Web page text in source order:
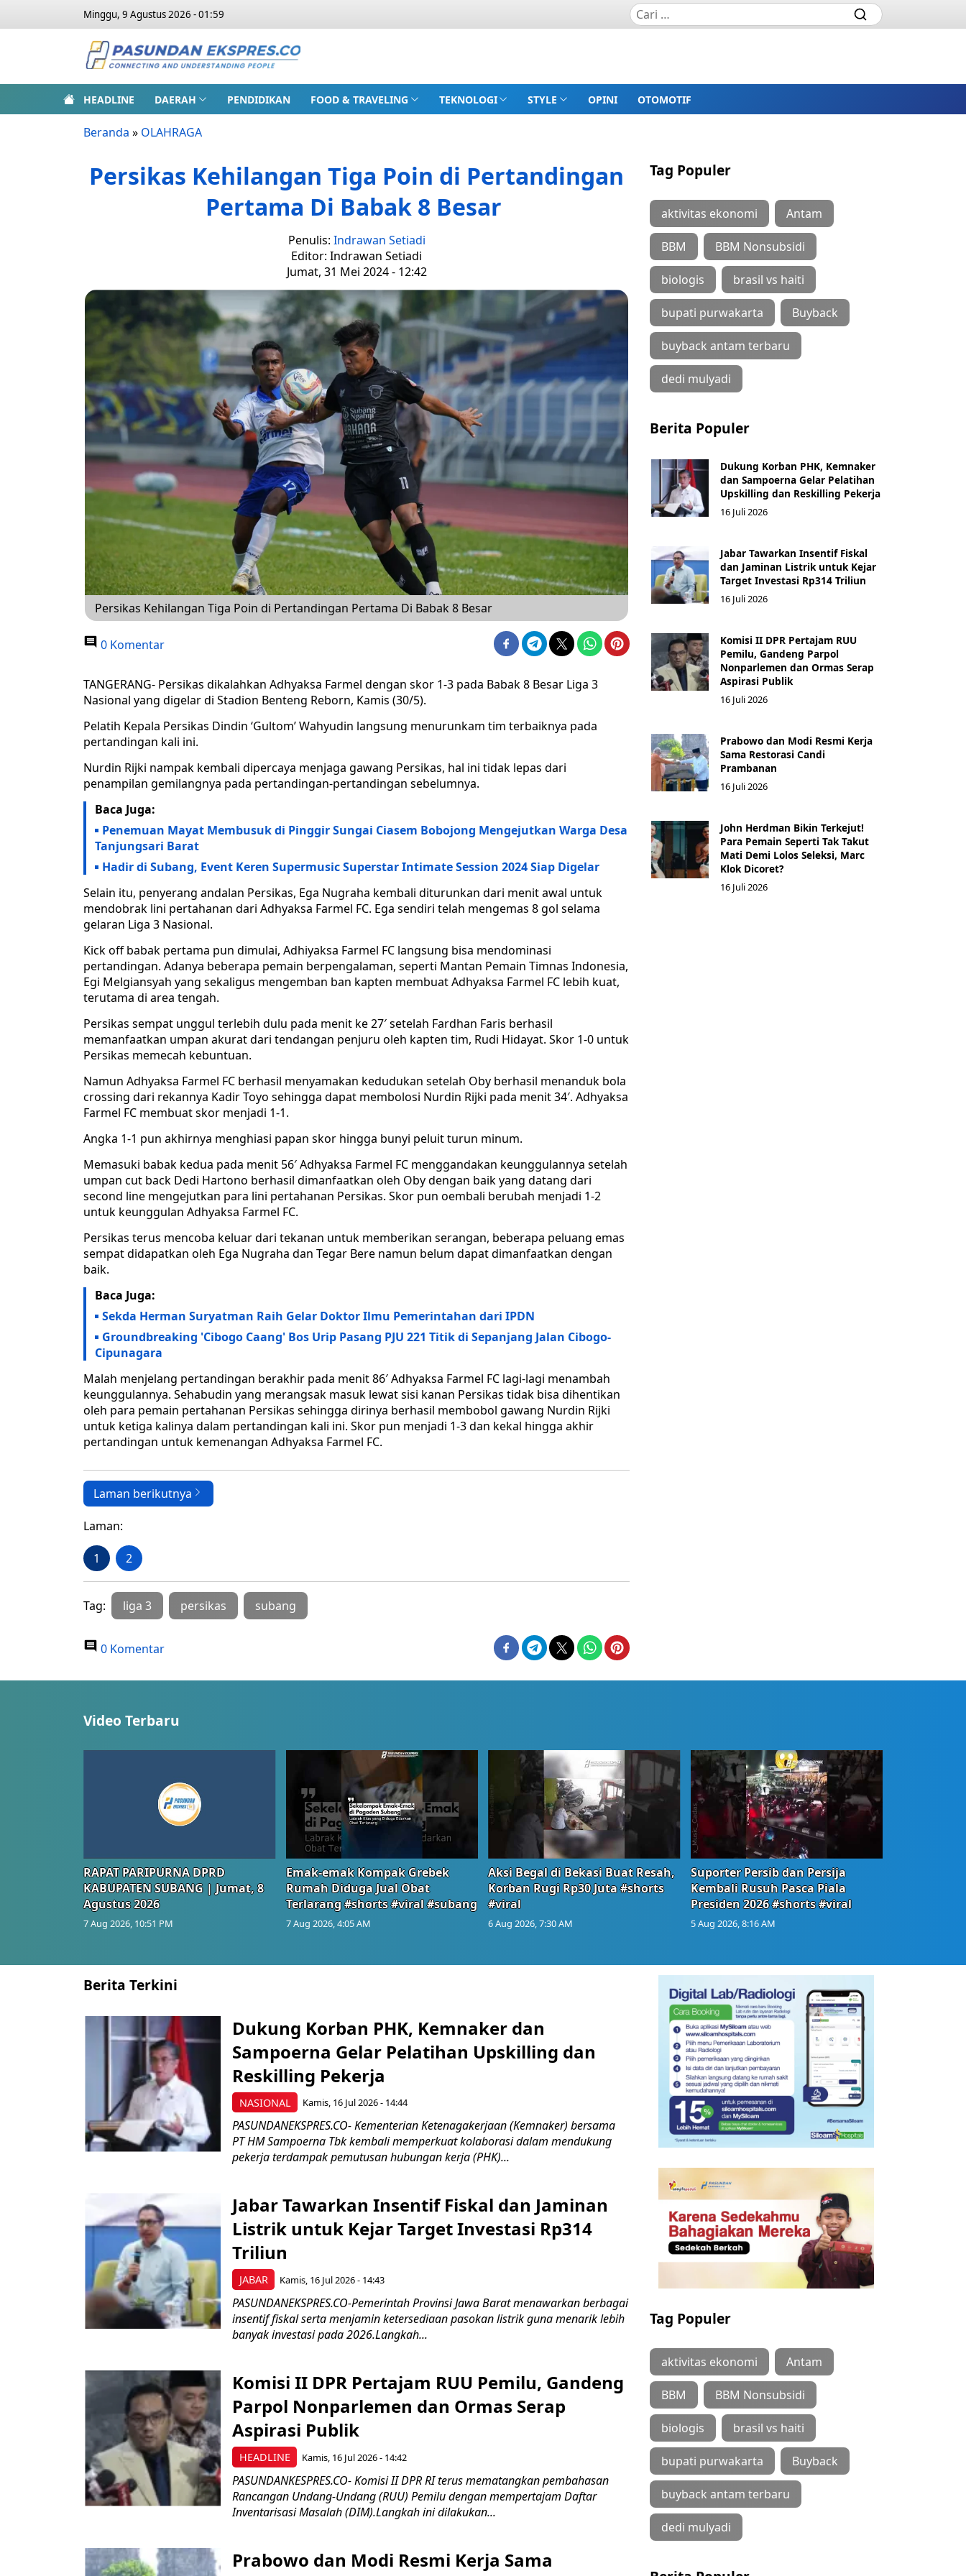
Minggu, 9 Agustus 2026 - 01:59
HEADLINE DAERAH PENDIDIKAN FOOD & TRAVELING TEKNOLOGI STYLE OPINI OTOMOTIF
Beranda » OLAHRAGA
Persikas Kehilangan Tiga Poin di Pertandingan
Pertama Di Babak 8 Besar
Penulis: Indrawan Setiadi
Editor: Indrawan Setiadi
Jumat, 31 Mei 2024 - 12:42
Persikas Kehilangan Tiga Poin di Pertandingan Pertama Di Babak 8 Besar
0 Komentar
TANGERANG- Persikas dikalahkan Adhyaksa Farmel dengan skor 1-3 pada Babak 8 Besar Liga 3
Nasional yang digelar di Stadion Benteng Reborn, Kamis (30/5).
Pelatih Kepala Persikas Dindin ‘Gultom’ Wahyudin langsung menurunkam tim terbaiknya pada
pertandingan kali ini.
Nurdin Rijki nampak kembali dipercaya menjaga gawang Persikas, hal ini tidak lepas dari
penampilan gemilangnya pada pertandingan-pertandingan sebelumnya.
Baca Juga:
Penemuan Mayat Membusuk di Pinggir Sungai Ciasem Bobojong Mengejutkan Warga Desa
Tanjungsari Barat
Hadir di Subang, Event Keren Supermusic Superstar Intimate Session 2024 Siap Digelar
Selain itu, penyerang andalan Persikas, Ega Nugraha kembali diturunkan dari menit awal untuk
mendobrak lini pertahanan dari Adhyaksa Farmel FC. Ega sendiri telah mengemas 8 gol selama
gelaran Liga 3 Nasional.
Kick off babak pertama pun dimulai, Adhiyaksa Farmel FC langsung bisa mendominasi
pertandingan. Adanya beberapa pemain berpengalaman, seperti Mantan Pemain Timnas Indonesia,
Egi Melgiansyah yang sekaligus mengemban ban kapten membuat Adhyaksa Farmel FC lebih kuat,
terutama di area tengah.
Persikas sempat unggul terlebih dulu pada menit ke 27′ setelah Fardhan Faris berhasil
memanfaatkan umpan akurat dari tendangan penjuru oleh kapten tim, Rudi Hidayat. Skor 1-0 untuk
Persikas memecah kebuntuan.
Namun Adhyaksa Farmel FC berhasil menyamakan kedudukan setelah Oby berhasil menanduk bola
crossing dari rekannya Kadir Toyo sehingga dapat membolosi Nurdin Rijki pada menit 34′. Adhyaksa
Farmel FC membuat skor menjadi 1-1.
Angka 1-1 pun akhirnya menghiasi papan skor hingga bunyi peluit turun minum.
Memasuki babak kedua pada menit 56′ Adhyaksa Farmel FC menggandakan keunggulannya setelah
umpan cut back Dedi Hartono berhasil dimanfaatkan oleh Oby dengan baik yang datang dari
second line mengejutkan para lini pertahanan Persikas. Skor pun oembali berubah menjadi 1-2
untuk keunggulan Adhyaksa Farmel FC.
Persikas terus mencoba keluar dari tekanan untuk memberikan serangan, beberapa peluang emas
sempat didapatkan oleh Ega Nugraha dan Tegar Bere namun belum dapat dimanfaatkan dengan
baik.
Baca Juga:
Sekda Herman Suryatman Raih Gelar Doktor Ilmu Pemerintahan dari IPDN
Groundbreaking 'Cibogo Caang' Bos Urip Pasang PJU 221 Titik di Sepanjang Jalan Cibogo-
Cipunagara
Malah menjelang pertandingan berakhir pada menit 86′ Adhyaksa Farmel FC lagi-lagi menambah
keunggulannya. Sehabudin yang merangsak masuk lewat sisi kanan Persikas tidak bisa dihentikan
oleh para pemain pertahanan Persikas sehingga dirinya berhasil membobol gawang Nurdin Rijki
untuk ketiga kalinya dalam pertandingan kali ini. Skor pun menjadi 1-3 dan kekal hingga akhir
pertandingan untuk kemenangan Adhyaksa Farmel FC.
Laman berikutnya
Laman:
1 2
Tag: liga 3 persikas subang
0 Komentar
Tag Populer
aktivitas ekonomi Antam
BBM BBM Nonsubsidi
biologis brasil vs haiti
bupati purwakarta Buyback
buyback antam terbaru
dedi mulyadi
Berita Populer
Dukung Korban PHK, Kemnaker
dan Sampoerna Gelar Pelatihan
Upskilling dan Reskilling Pekerja
16 Juli 2026
Jabar Tawarkan Insentif Fiskal
dan Jaminan Listrik untuk Kejar
Target Investasi Rp314 Triliun
16 Juli 2026
Komisi II DPR Pertajam RUU
Pemilu, Gandeng Parpol
Nonparlemen dan Ormas Serap
Aspirasi Publik
16 Juli 2026
Prabowo dan Modi Resmi Kerja
Sama Restorasi Candi
Prambanan
16 Juli 2026
John Herdman Bikin Terkejut!
Para Pemain Seperti Tak Takut
Mati Demi Lolos Seleksi, Marc
Klok Dicoret?
16 Juli 2026
Video Terbaru
RAPAT PARIPURNA DPRD
KABUPATEN SUBANG | Jumat, 8
Agustus 2026
7 Aug 2026, 10:51 PM
Emak-emak Kompak Grebek
Rumah Diduga Jual Obat
Terlarang #shorts #viral #subang
7 Aug 2026, 4:05 AM
Aksi Begal di Bekasi Buat Resah,
Korban Rugi Rp30 Juta #shorts
#viral
6 Aug 2026, 7:30 AM
Suporter Persib dan Persija
Kembali Rusuh Pasca Piala
Presiden 2026 #shorts #viral
5 Aug 2026, 8:16 AM
Berita Terkini
NASIONAL
Dukung Korban PHK, Kemnaker dan
Sampoerna Gelar Pelatihan Upskilling dan
Reskilling Pekerja
Kamis, 16 Jul 2026 - 14:44
PASUNDANEKSPRES.CO- Kementerian Ketenagakerjaan (Kemnaker) bersama
PT HM Sampoerna Tbk kembali memperkuat kolaborasi dalam mendukung
pekerja terdampak pemutusan hubungan kerja (PHK)...
JABAR
Jabar Tawarkan Insentif Fiskal dan Jaminan
Listrik untuk Kejar Target Investasi Rp314
Triliun
Kamis, 16 Jul 2026 - 14:43
PASUNDANEKSPRES.CO-Pemerintah Provinsi Jawa Barat menawarkan berbagai
insentif fiskal serta menjamin ketersediaan pasokan listrik guna menarik lebih
banyak investasi pada 2026.Langkah...
HEADLINE
Komisi II DPR Pertajam RUU Pemilu, Gandeng
Parpol Nonparlemen dan Ormas Serap
Aspirasi Publik
Kamis, 16 Jul 2026 - 14:42
PASUNDANKESPRES.CO- Komisi II DPR RI terus mematangkan pembahasan
Rancangan Undang-Undang (RUU) Pemilu dengan mempertajam Daftar
Inventarisasi Masalah (DIM).Langkah ini dilakukan...
Prabowo dan Modi Resmi Kerja Sama
Tag Populer
aktivitas ekonomi Antam
BBM BBM Nonsubsidi
biologis brasil vs haiti
bupati purwakarta Buyback
buyback antam terbaru
dedi mulyadi